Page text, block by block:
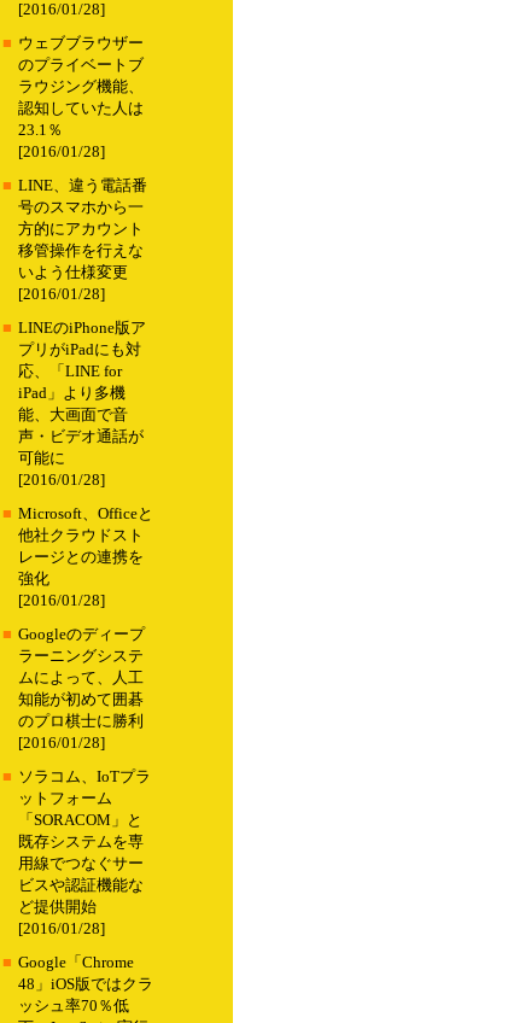
[2016/01/28]
■ ウェブブラウザー
のプライベートブ
ラウジング機能、
認知していた人は
23.1％
[2016/01/28]
■ LINE、違う電話番
号のスマホから一
方的にアカウント
移管操作を行えな
いよう仕様変更
[2016/01/28]
■ LINEのiPhone版ア
プリがiPadにも対
応、「LINE for
iPad」より多機
能、大画面で音
声・ビデオ通話が
可能に
[2016/01/28]
■ Microsoft、Officeと
他社クラウドスト
レージとの連携を
強化
[2016/01/28]
■ Googleのディープ
ラーニングシステ
ムによって、人工
知能が初めて囲碁
のプロ棋士に勝利
[2016/01/28]
■ ソラコム、IoTプラ
ットフォーム
「SORACOM」と
既存システムを専
用線でつなぐサー
ビスや認証機能な
ど提供開始
[2016/01/28]
■ Google「Chrome
48」iOS版ではクラ
ッシュ率70％低